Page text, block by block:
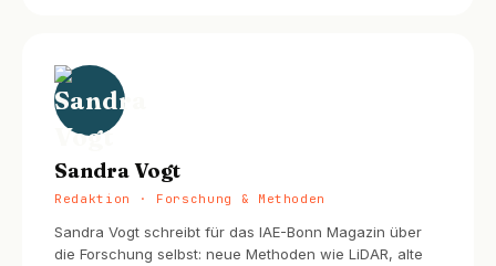
Sandra Vogt
Redaktion · Forschung & Methoden
Sandra Vogt schreibt für das IAE-Bonn Magazin über
die Forschung selbst: neue Methoden wie LiDAR, alte